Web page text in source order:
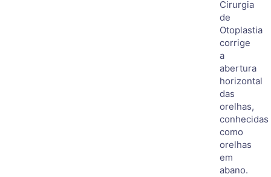
Cirurgia
de
Otoplastia
corrige
a
abertura
horizontal
das
orelhas,
conhecidas
como
orelhas
em
abano.